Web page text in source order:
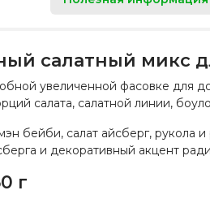
салатный микс
увеличенной фасовке для
салата, салатной линии,
бейби, салат айсберг,
и декоративный акцент
г